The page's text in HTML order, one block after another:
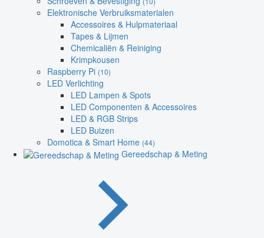
Elektronische Verbruiksmaterialen
Accessoires & Hulpmateriaal
Tapes & Lijmen
Chemicaliën & Reiniging
Krimpkousen
Raspberry Pi (10)
LED Verlichting
LED Lampen & Spots
LED Componenten & Accessoires
LED & RGB Strips
LED Buizen
Domotica & Smart Home (44)
Gereedschap & Meting